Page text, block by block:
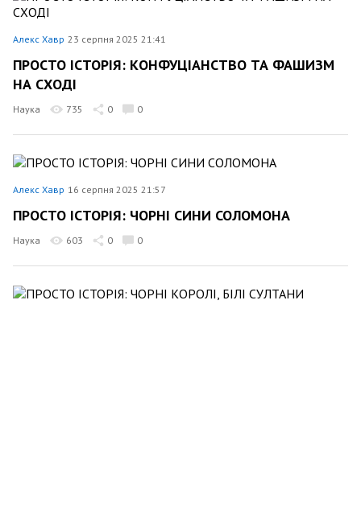
Алекс Хавр 23 серпня 2025 21:41
ПРОСТО ІСТОРІЯ: КОНФУЦІАНСТВО ТА ФАШИЗМ
НА СХОДІ
Наука 735 0 0
Алекс Хавр 16 серпня 2025 21:57
ПРОСТО ІСТОРІЯ: ЧОРНІ СИНИ СОЛОМОНА
Наука 603 0 0